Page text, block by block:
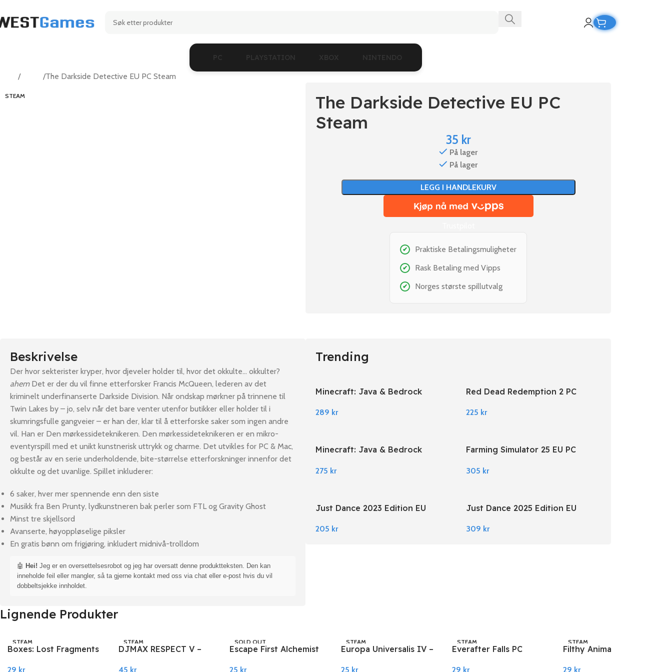
PC PLAYSTATION XBOX NINTENDO
Casual The Darkside Detective EU PC Steam
STEAM
The Darkside Detective EU PC
Steam
35 kr
På lager
På lager
LEGG I HANDLEKURV
✔ Praktiske Betalingsmuligheter
✔ Rask Betaling med Vipps
✔ Norges største spillutvalg
Beskrivelse
Der hvor sekterister kryper, hvor djeveler holder til, hvor det okkulte… okkulter?
ahemDet er der du vil finne etterforsker Francis McQueen, lederen av det
kriminelt underfinanserte Darkside Division. Når ondskap mørkner på trinnene til
Twin Lakes by – jo, selv når det bare venter utenfor butikker eller holder til i
skumringsfulle gangveier – er han der, klar til å etterforske saker som ingen andre
vil. Han er Den mørkessideteknikeren. Den mørkessideteknikeren er en mikro-
eventyrspill med et unikt kunstnerisk uttrykk og charme. Det utvikles for PC & Mac,
og består av en serie underholdende, bite-størrelse etterforskninger innenfor det
okkulte og det uvanlige. Spillet inkluderer:
6 saker, hver mer spennende enn den siste
Musikk fra Ben Prunty, lydkunstneren bak perler som FTL og Gravity Ghost
Minst tre skjellsord
Avanserte, høyoppløselige piksler
En gratis bønn om frigjøring, inkludert midnivå-trolldom
🤖 Hei! Jeg er en oversettelsesrobot og jeg har oversatt denne produktteksten. Den kan
inneholde feil eller mangler, så ta gjerne kontakt med oss via chat eller e-post hvis du vil
dobbeltsjekke innholdet.
Trending
Minecraft: Java & Bedrock
289 kr
Red Dead Redemption 2 PC
225 kr
Minecraft: Java & Bedrock
275 kr
Farming Simulator 25 EU PC
305 kr
Just Dance 2023 Edition EU
205 kr
Just Dance 2025 Edition EU
309 kr
Lignende Produkter
STEAM
Boxes: Lost Fragments
29 kr
STEAM
DJMAX RESPECT V –
45 kr
SOLD OUT
STEAM
Escape First Alchemist
25 kr
STEAM
Europa Universalis IV –
25 kr
STEAM
Everafter Falls PC
29 kr
STEAM
Filthy Animals | Heist
29 kr